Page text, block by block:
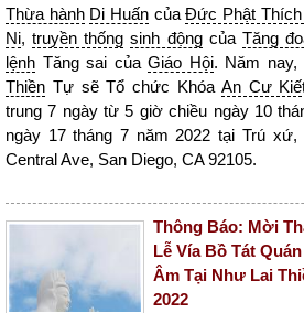
Thừa hành Di Huấn củaĐức Phật
Ni,truyền thống sinh độngcủa Tăng
lệnh Tăng sai củaGiáo Hội. Năm nay,
Thiền Tự sẽ Tổ chức Khóa An Cư
trung 7 ngày từ 5 giờ chiều ngày 10
ngày 17 tháng 7 năm 2022 tại Trú xứ,
Central Ave, San Diego, CA 92105.
Thông Báo: Mời
Lễ Vía Bồ Tát
Âm Tại Như Lai
2022